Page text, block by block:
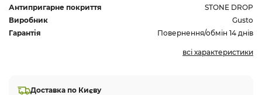
Антипригарне покриття
STONE DROP
Виробник
Gusto
Гарантія
Повернення/обмін 14 днів
всі характеристики
Доставка по Києву